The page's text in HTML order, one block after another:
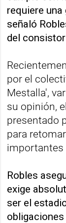
requiere
señaló
del
por el
Mestalla',
su opinión,
presentado
para
importantes
Robles
exige
ser el